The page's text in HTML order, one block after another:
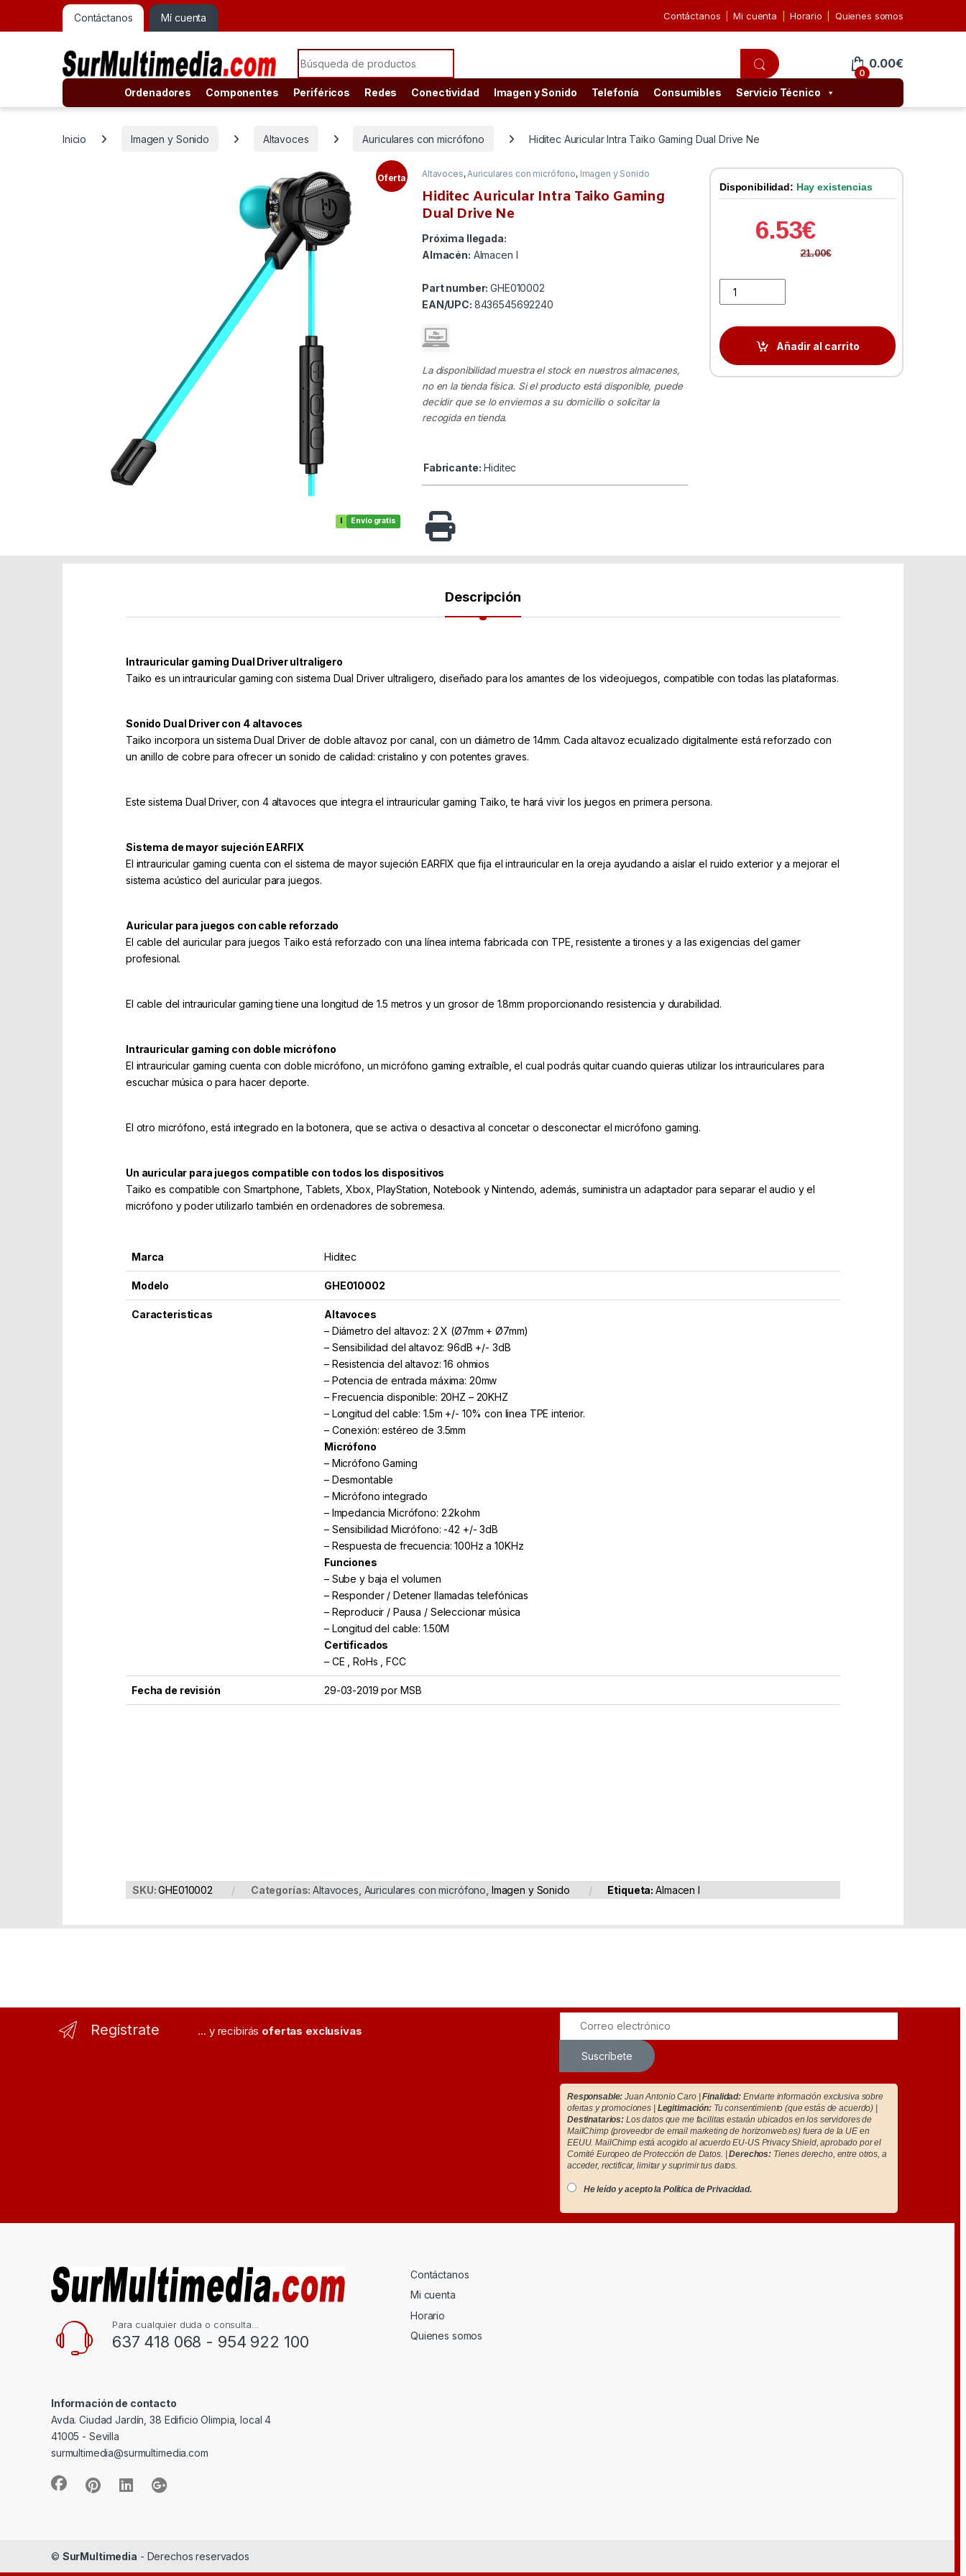
Contáctanos Mí cuenta Contáctanos Mi cuenta Horario Quienes somos
Search for:
0
0.00€
Ordenadores Componentes Periféricos Redes Conectividad Imagen y Sonido Telefonía Consumibles Servicio Técnico
Inicio Imagen y Sonido Altavoces Auriculares con micrófono Hiditec Auricular Intra Taiko Gaming Dual Drive Ne
Envío gratis
Oferta Altavoces,Auriculares con micrófono, Imagen y Sonido
Hiditec Auricular Intra Taiko Gaming
Dual Drive Ne
Próxima llegada:
Almacén: Almacen I
Part number:GHE010002
EAN/UPC: 8436545692240
La disponibilidad muestra el stock en nuestros almacenes,
no en la tienda física. Si el producto está disponible, puede
decidir que se lo enviemos a su domicilio o solicitar la
recogida en tienda.
Fabricante: Hiditec
Disponibilidad: Hay existencias
6.53€
21.00€
Añadir al carrito
Descripción
Intrauricular gaming Dual Driver ultraligero
Taiko es un intrauricular gaming con sistema Dual Driver ultraligero, diseñado para los amantes de los videojuegos, compatible con todas las plataformas.
Sonido Dual Driver con 4 altavoces
Taiko incorpora un sistema Dual Driver de doble altavoz por canal, con un diámetro de 14mm. Cada altavoz ecualizado digitalmente está reforzado con
un anillo de cobre para ofrecer un sonido de calidad: cristalino y con potentes graves.
Este sistema Dual Driver, con 4 altavoces que integra el intrauricular gaming Taiko, te hará vivir los juegos en primera persona.
Sistema de mayor sujeción EARFIX
El intrauricular gaming cuenta con el sistema de mayor sujeción EARFIX que fija el intrauricular en la oreja ayudando a aislar el ruido exterior y a mejorar el
sistema acústico del auricular para juegos.
Auricular para juegos con cable reforzado
El cable del auricular para juegos Taiko está reforzado con una línea interna fabricada con TPE, resistente a tirones y a las exigencias del gamer
profesional.
El cable del intrauricular gaming tiene una longitud de 1.5 metros y un grosor de 1.8mm proporcionando resistencia y durabilidad.
Intrauricular gaming con doble micrófono
El intrauricular gaming cuenta con doble micrófono, un micrófono gaming extraíble, el cual podrás quitar cuando quieras utilizar los intrauriculares para
escuchar música o para hacer deporte.
El otro micrófono, está integrado en la botonera, que se activa o desactiva al concetar o desconectar el micrófono gaming.
Un auricular para juegos compatible con todos los dispositivos
Taiko es compatible con Smartphone, Tablets, Xbox, PlayStation, Notebook y Nintendo, además, suministra un adaptador para separar el audio y el
micrófono y poder utilizarlo también en ordenadores de sobremesa.
Marca Hiditec
Modelo GHE010002
Caracteristicas
Altavoces
– Diámetro del altavoz: 2 X (Ø7mm + Ø7mm)
– Sensibilidad del altavoz: 96dB +/- 3dB
– Resistencia del altavoz: 16 ohmios
– Potencia de entrada máxima: 20mw
– Frecuencia disponible: 20HZ – 20KHZ
– Longitud del cable: 1.5m +/- 10% con linea TPE interior.
– Conexión: estéreo de 3.5mm
Micrófono
– Micrófono Gaming
– Desmontable
– Micrófono integrado
– Impedancia Micrófono: 2.2kohm
– Sensibilidad Micrófono: -42 +/- 3dB
– Respuesta de frecuencia: 100Hz a 10KHz
Funciones
– Sube y baja el volumen
– Responder / Detener llamadas telefónicas
– Reproducir / Pausa / Seleccionar música
– Longitud del cable: 1.50M
Certificados
– CE , RoHs , FCC
Fecha de revisión 29-03-2019 por MSB
SKU:GHE010002 Categorías:Altavoces Auriculares con micrófono Imagen y Sonido Etiqueta:Almacen I
Regístrate ... y recibirás ofertas exclusivas
Suscríbete
Responsable: Juan Antonio Caro |Finalidad: Enviarte información exclusiva sobre
ofertas y promociones | Legitimación:Tu consentimiento (que estás de acuerdo) |
Destinatarios: Los datos que me facilitas estarán ubicados en los servidores de
MailChimp (proveedor de email marketing de horizonweb.es) fuera de la UE en
EEUU. MailChimp está acogido al acuerdo EU-US Privacy Shield, aprobado por el
Comité Europeo de Protección de Datos. |Derechos: Tienes derecho, entre otros, a
acceder, rectificar, limitar y suprimir tus datos.
He leído y acepto la Política de Privacidad.
Para cualquier duda o consulta...
637 418 068 - 954 922 100
Información de contacto
Avda. Ciudad Jardín, 38 Edificio Olimpia, local 4
41005 - Sevilla
surmultimedia@surmultimedia.com
Contáctanos
Mi cuenta
Horario
Quienes somos
© SurMultimedia - Derechos reservados